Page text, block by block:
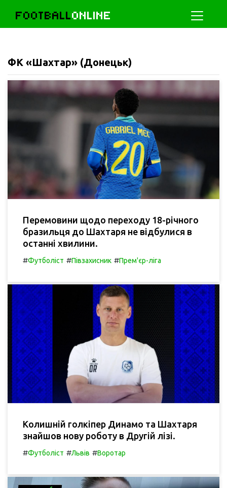
FOOTBALLONLINE
ФК «Шахтар» (Донецьк)
Перемовини щодо переходу 18-річного
бразильця до Шахтаря не відбулися в
останні хвилини.
#Футболіст #Півзахисник #Прем'єр-ліга
Колишній голкіпер Динамо та Шахтаря
знайшов нову роботу в Другій лізі.
#Футболіст #Львів #Воротар